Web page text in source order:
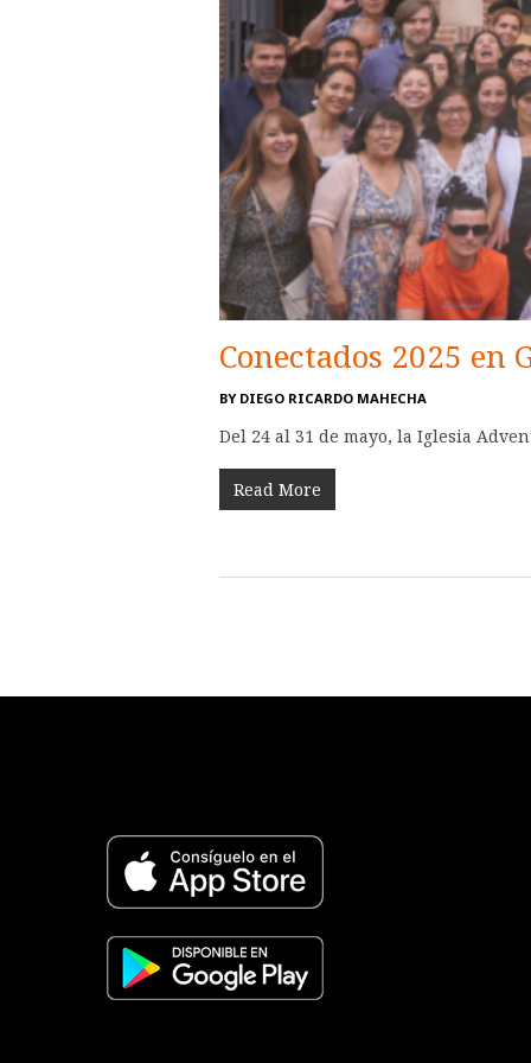
Conectados 2025 en
BY DIEGO RICARDO MAHECHA
Del 24 al 31 de mayo, la Iglesia
Read More